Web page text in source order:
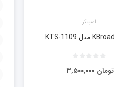
اسپیکر
۳,۵۰۰,۰۰۰ تومان